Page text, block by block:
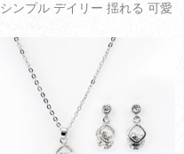
シンプル デイリー 揺れる 可愛
うパケット配送3cm